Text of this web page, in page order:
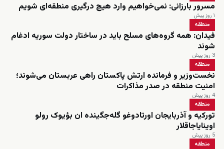
مسرور بارزانی: نمی‌خواهیم وارد هیچ درگیری منطقه‌ای شویم
۱ روز پیش
منطقه
فیدان: همه گروه‌های مسلح باید در ساختار دولت سوریه ادغام
شوند
3 روز پیش
منطقه
نخست‌وزیر و فرمانده ارتش پاکستان راهی عربستان می‌شوند؛
امنیت منطقه در صدر مذاکرات
4 روز پیش
منطقه
تورکیه و آذربایجان اورتادوغو گله‌جگینده ان بؤیوک رولو
اوینایاجاقلار
5 روز پیش
منطقه